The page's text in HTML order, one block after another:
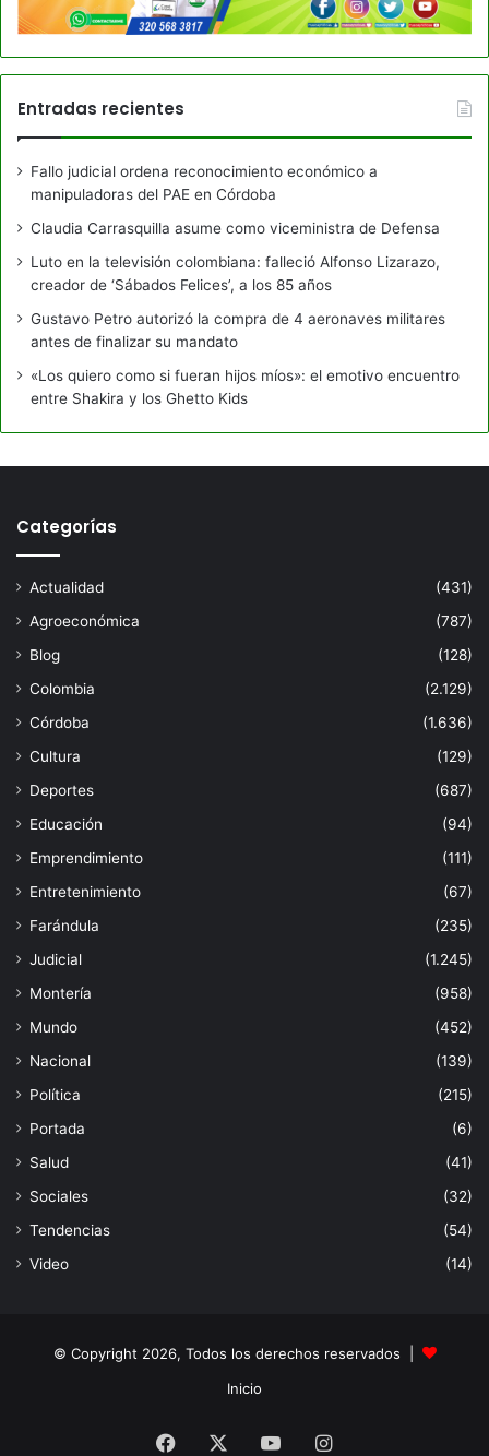
Entradas recientes
Fallo judicial ordena reconocimiento económico a
manipuladoras del PAE en Córdoba
Claudia Carrasquilla asume como viceministra de Defensa
Luto en la televisión colombiana: falleció Alfonso Lizarazo,
creador de ‘Sábados Felices’, a los 85 años
Gustavo Petro autorizó la compra de 4 aeronaves militares
antes de finalizar su mandato
«Los quiero como si fueran hijos míos»: el emotivo encuentro
entre Shakira y los Ghetto Kids
Categorías
Actualidad
(431)
Agroeconómica
(787)
Blog
(128)
Colombia
(2.129)
Córdoba
(1.636)
Cultura
(129)
Deportes
(687)
Educación
(94)
Emprendimiento
(111)
Entretenimiento
(67)
Farándula
(235)
Judicial
(1.245)
Montería
(958)
Mundo
(452)
Nacional
(139)
Política
(215)
Portada
(6)
Salud
(41)
Sociales
(32)
Tendencias
(54)
Video
(14)
© Copyright 2026, Todos los derechos reservados |
Inicio
Facebook YouTubeInstagram